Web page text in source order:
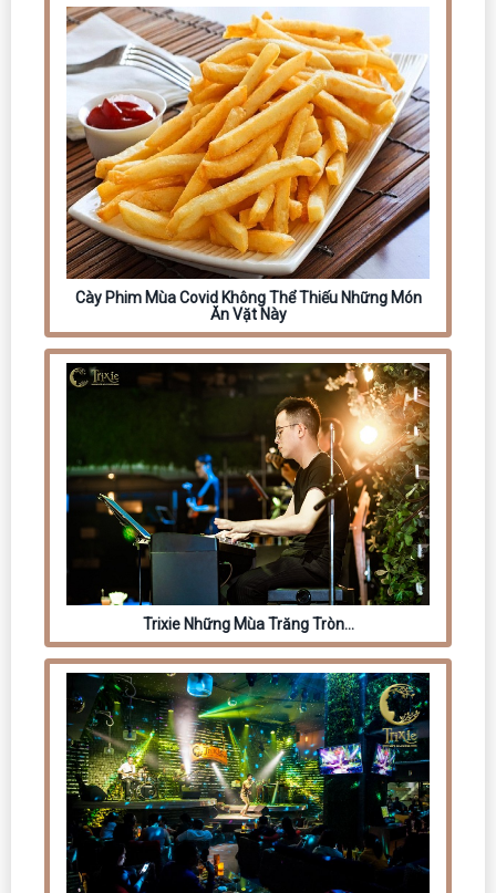
Cày Phim Mùa Covid Không Thể Thiếu Những Món
Ăn Vặt Này
Trixie Những Mùa Trăng Tròn…